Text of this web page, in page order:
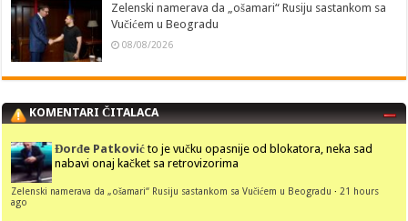
Zelenski namerava da „ošamari“ Rusiju sastankom sa
Vučićem u Beogradu
08/08/2026
KOMENTARI ČITALACA
Đorđe Patković to je vučku opasnije od blokatora, neka sad
nabavi onaj kačket sa retrovizorima
Zelenski namerava da „ošamari“ Rusiju sastankom sa Vučićem u Beogradu ·21 hours
ago